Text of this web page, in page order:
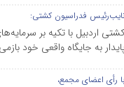
نایب‌رئیس فدراسیون کشتی:
اردبیل با تکیه بر
به جایگاه واقعی خود
با رأی اعضای مجمع،